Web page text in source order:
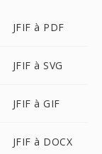
JFIF à PDF
JFIF à SVG
JFIF à GIF
JFIF à DOCX